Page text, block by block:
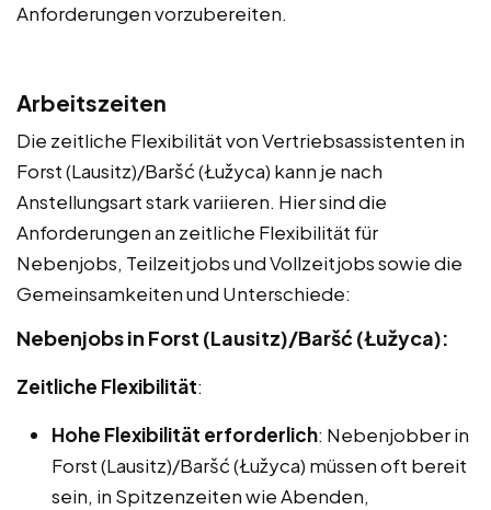
Anforderungen vorzubereiten.
Arbeitszeiten
Die zeitliche Flexibilität von Vertriebsassistenten in
Forst (Lausitz)/Baršć (Łužyca) kann je nach
Anstellungsart stark variieren. Hier sind die
Anforderungen an zeitliche Flexibilität für
Nebenjobs, Teilzeitjobs und Vollzeitjobs sowie die
Gemeinsamkeiten und Unterschiede:
Nebenjobs in Forst (Lausitz)/Baršć (Łužyca):
Zeitliche Flexibilität:
Hohe Flexibilität erforderlich: Nebenjobber in
Forst (Lausitz)/Baršć (Łužyca) müssen oft bereit
sein, in Spitzenzeiten wie Abenden,